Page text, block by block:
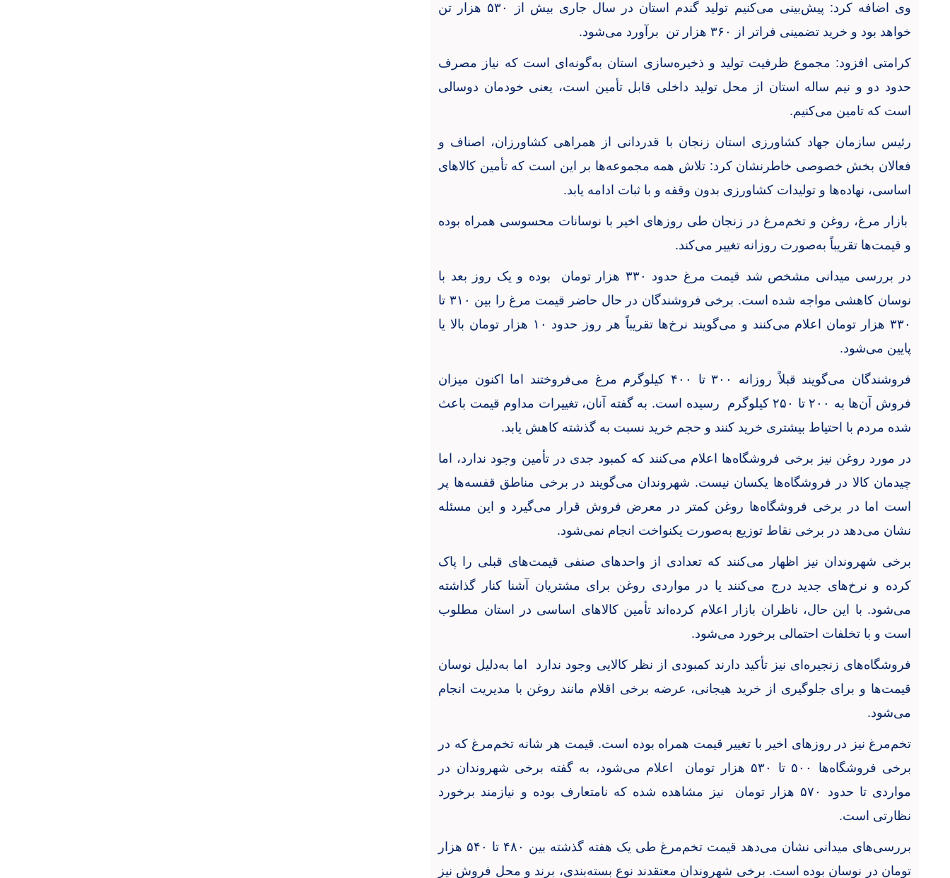
وی اضافه کرد: پیش‌بینی می‌کنیم تولید گندم استان در سال جاری بیش از ۵۳۰ هزار تن
خواهد بود و خرید تضمینی فراتر از
۳۶۰ هزار تن برآورد می‌شود.
کرامتی افزود: مجموع ظرفیت تولید و ذخیره‌سازی استان به‌گونه‌ای است که نیاز مصرف
حدود دو و نیم ساله استان از محل تولید داخلی قابل تأمین است، یعنی خودمان دوسالی
است که تامین می‌کنیم.
رئیس سازمان جهاد کشاورزی استان زنجان با قدردانی از همراهی کشاورزان، اصناف و
فعالان بخش خصوصی خاطرنشان کرد: تلاش همه مجموعه‌ها بر این است که تأمین کالاهای
اساسی، نهاده‌ها و تولیدات کشاورزی بدون وقفه و با ثبات ادامه یابد.
بازار مرغ، روغن و تخم‌مرغ در زنجان طی روزهای اخیر با نوسانات محسوسی همراه بوده
و قیمت‌ها تقریباً به‌صورت روزانه تغییر می‌کند.
در بررسی میدانی مشخص شد قیمت مرغ حدود ۳۳۰ هزار تومان بوده و یک روز بعد با
نوسان کاهشی مواجه شده است. برخی فروشندگان در حال حاضر قیمت مرغ را بین ۳۱۰ تا
۳۳۰ هزار تومان اعلام می‌کنند و می‌گویند نرخ‌ها تقریباً هر روز حدود ۱۰ هزار تومان بالا یا
پایین می‌شود.
فروشندگان می‌گویند قبلاً روزانه ۳۰۰ تا ۴۰۰ کیلوگرم مرغ می‌فروختند اما اکنون میزان
فروش آن‌ها به ۲۰۰ تا ۲۵۰ کیلوگرم رسیده است. به گفته آنان، تغییرات مداوم قیمت باعث
شده مردم با احتیاط بیشتری خرید کنند و حجم خرید نسبت به گذشته کاهش یابد.
در مورد روغن نیز برخی فروشگاه‌ها اعلام می‌کنند که کمبود جدی در تأمین وجود ندارد، اما
چیدمان کالا در فروشگاه‌ها یکسان نیست. شهروندان می‌گویند در برخی مناطق قفسه‌ها پر
است اما در برخی فروشگاه‌ها روغن کمتر در معرض فروش قرار می‌گیرد و این مسئله
نشان می‌دهد در برخی نقاط توزیع به‌صورت یکنواخت انجام نمی‌شود.
برخی شهروندان نیز اظهار می‌کنند که تعدادی از واحدهای صنفی قیمت‌های قبلی را پاک
کرده و نرخ‌های جدید درج می‌کنند یا در مواردی روغن برای مشتریان آشنا کنار گذاشته
می‌شود. با این حال، ناظران بازار اعلام کرده‌اند تأمین کالاهای اساسی در استان مطلوب
است و با تخلفات احتمالی برخورد می‌شود.
فروشگاه‌های زنجیره‌ای نیز تأکید دارند کمبودی از نظر کالایی وجود ندارد اما به‌دلیل نوسان
قیمت‌ها و برای جلوگیری از خرید هیجانی، عرضه برخی اقلام مانند روغن با مدیریت انجام
می‌شود.
تخم‌مرغ نیز در روزهای اخیر با تغییر قیمت همراه بوده است. قیمت هر شانه تخم‌مرغ که در
برخی فروشگاه‌ها
۵۰۰ تا ۵۳۰ هزار تومان اعلام می‌شود، به گفته برخی شهروندان در
مواردی تا حدود
۵۷۰ هزار تومان نیز مشاهده شده که نامتعارف بوده و نیازمند برخورد
نظارتی است.
بررسی‌های میدانی نشان می‌دهد قیمت تخم‌مرغ طی یک هفته گذشته بین ۴۸۰ تا ۵۴۰ هزار
تومان در نوسان بوده است. برخی شهروندان معتقدند نوع بسته‌بندی، برند و محل فروش نیز